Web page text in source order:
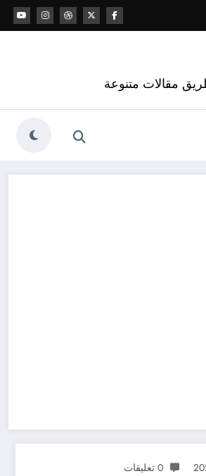
مقالات متنوعة
0 تعليقات